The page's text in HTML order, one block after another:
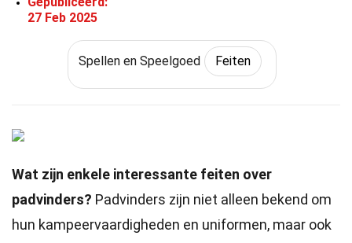
27 Feb 2025
Spellen en Speelgoed Feiten
Wat zijn enkele interessante feiten over
padvinders? Padvinders zijn niet alleen bekend om
hun kampeervaardigheden en uniformen, maar ook